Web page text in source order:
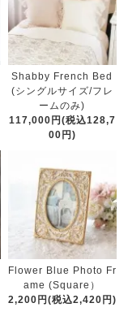
Shabby French Bed
(シングルサイズ/フレ
ームのみ)
117,000円(税込128,7
00円)
Flower Blue Photo Fr
ame (Square）
2,200円(税込2,420円)